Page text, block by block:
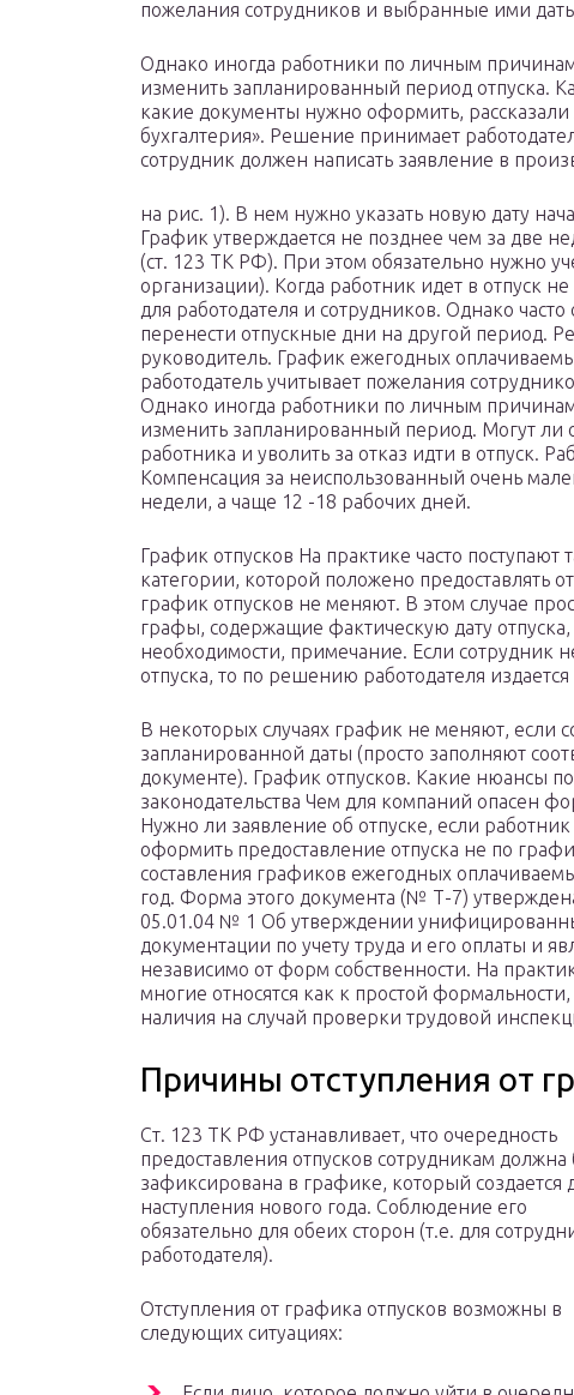
пожелания сотрудников и выбранные ими
Однако иногда работники по личным
изменить запланированный период отпуска.
какие документы нужно оформить, рассказали
бухгалтерия». Решение принимает
сотрудник должен написать заявление в
на рис. 1). В нем нужно указать новую дату
График утверждается не позднее чем за две
(ст. 123 ТК РФ). При этом обязательно нужно
организации). Когда работник идет в отпуск
для работодателя и сотрудников. Однако часто
перенести отпускные дни на другой период.
руководитель. График ежегодных
работодатель учитывает пожелания
Однако иногда работники по личным
изменить запланированный период. Могут ли
работника и уволить за отказ идти в отпуск.
Компенсация за неиспользованный очень
недели, а чаще 12 -18 рабочих дней.
График отпусков На практике часто поступают
категории, которой положено предоставлять
график отпусков не меняют. В этом случае
графы, содержащие фактическую дату
необходимости, примечание. Если сотрудник
отпуска, то по решению работодателя
В некоторых случаях график не меняют, если
запланированной даты (просто заполняют
документе). График отпусков. Какие нюансы
законодательства Чем для компаний опасен
Нужно ли заявление об отпуске, если
оформить предоставление отпуска не по
составления графиков ежегодных
год. Форма этого документа (№ Т-7)
05.01.04 № 1 Об утверждении
документации по учету труда и его оплаты и
независимо от форм собственности. На
многие относятся как к простой
наличия на случай проверки трудовой
Причины отступления от
Ст. 123 ТК РФ устанавливает, что очередность
предоставления отпусков сотрудникам должна
зафиксирована в графике, который создается
наступления нового года. Соблюдение его
обязательно для обеих сторон (т.е. для
работодателя).
Отступления от графика отпусков возможны в
следующих ситуациях: